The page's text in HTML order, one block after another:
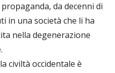
da decenni di
in una società che li ha
nella degenerazione
civiltà occidentale è